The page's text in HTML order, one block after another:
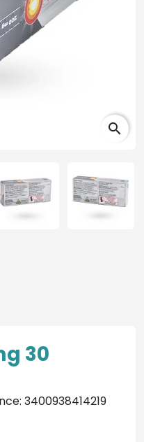
search
30
3400938414219